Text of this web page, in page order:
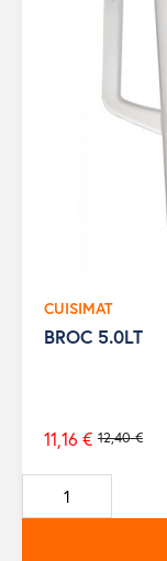
CUISIMAT
BROC 5.0LT
Prix
de
base
12,40 €
11,16 €